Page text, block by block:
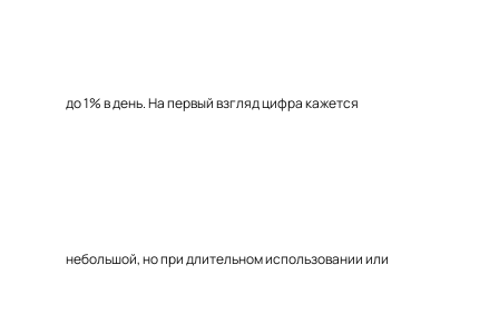
до 1% в день. На первый взгляд цифра кажется
небольшой, но при длительном использовании или